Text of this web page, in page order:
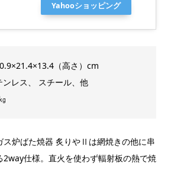
Yahooショッピング
（高さ）cm
レス、 スチール、他
ス炉ばた焼器 炙りやⅡは網焼きの他に串
2way仕様。直火を使わず輻射板の熱で焼